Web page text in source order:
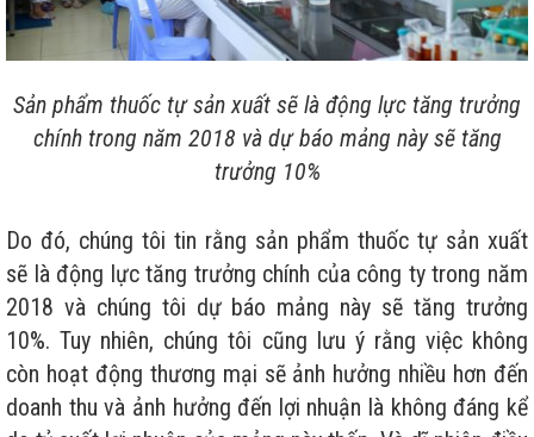
Sản phẩm thuốc tự sản xuất sẽ là động lực tăng trưởng
chính trong năm 2018 và dự báo mảng này sẽ tăng
trưởng 10%
Do đó, chúng tôi tin rằng sản phẩm thuốc tự sản xuất
sẽ là động lực tăng trưởng chính của công ty trong năm
2018 và chúng tôi dự báo mảng này sẽ tăng trưởng
10%. Tuy nhiên, chúng tôi cũng lưu ý rằng việc không
còn hoạt động thương mại sẽ ảnh hưởng nhiều hơn đến
doanh thu và ảnh hưởng đến lợi nhuận là không đáng kể